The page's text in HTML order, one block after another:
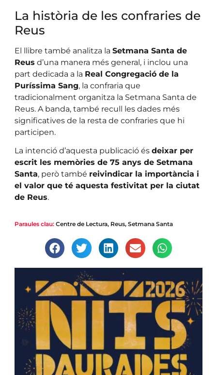
La història de les confraries de
Reus
El llibre també analitza la Setmana Santa de
Reus d’una manera més general, i inclou una
part dedicada a la Real Congregació de la
Puríssima Sang, la confraria que
tradicionalment organitza la Setmana Santa de
Reus. A banda, també recull les dades més
significatives de la resta de confraries que hi
participen.
La intenció d’aquesta publicació és deixar per
escrit les memòries de 75 anys de Setmana
Santa, però també reivindicar la importància i
el valor que té aquesta festivitat per la ciutat
de Reus.
Paraules clau: Centre de Lectura, Reus, Setmana Santa